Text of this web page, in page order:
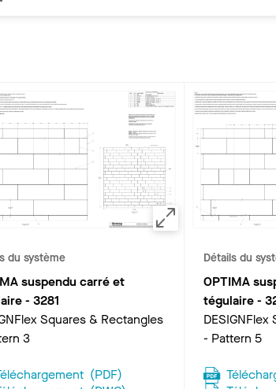
du système
suspendu carré et
- 3281
Squares & Rectangles
3
(PDF)
Détails du
OPTIMA
tégulaire-
- Pattern 5